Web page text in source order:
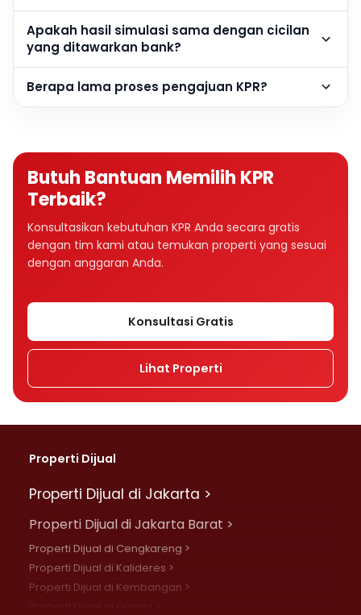
Apakah hasil simulasi sama dengan cicilan
yang ditawarkan bank?
Berapa lama proses pengajuan KPR?
Butuh Bantuan Memilih KPR
Terbaik?
Konsultasikan kebutuhan KPR Anda secara gratis
dengan tim kami atau temukan properti yang sesuai
dengan anggaran Anda.
Konsultasi Gratis
Lihat Properti
Properti Dijual
Properti Dijual di Jakarta >
Properti Dijual di Jakarta Barat >
Properti Dijual di Cengkareng >
Properti Dijual di Kalideres >
Properti Dijual di Kembangan >